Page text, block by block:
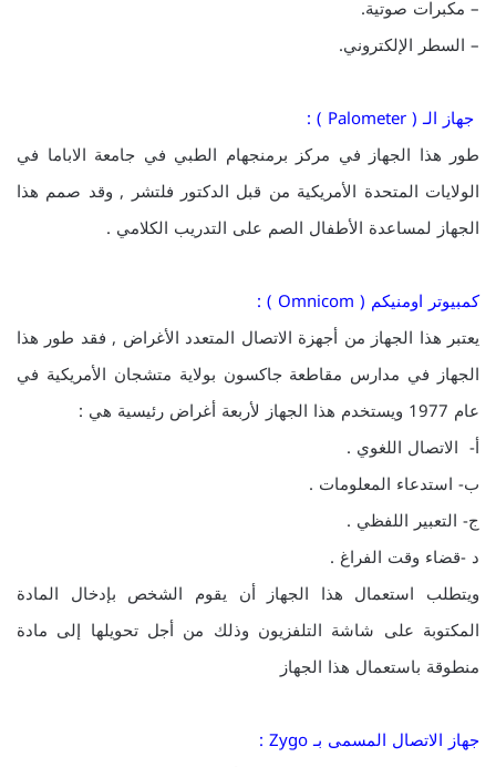
– مكبرات صوتية.
– السطر الإلكتروني.
جهاز الـ ( Palometer ) :
طور هذا الجهاز في مركز برمنجهام الطبي في جامعة الاباما في
الولايات المتحدة الأمريكية من قبل الدكتور فلتشر , وقد صمم هذا
الجهاز لمساعدة الأطفال الصم على التدريب الكلامي .
كمبيوتر اومنيكم ( Omnicom ) :
يعتبر هذا الجهاز من أجهزة الاتصال المتعدد الأغراض , فقد طور هذا
الجهاز في مدارس مقاطعة جاكسون بولاية متشجان الأمريكية في
عام 1977 ويستخدم هذا الجهاز لأربعة أغراض رئيسية هي :
أ- الاتصال اللغوي .
ب- استدعاء المعلومات .
ج- التعبير اللفظي .
د -قضاء وقت الفراغ .
ويتطلب استعمال هذا الجهاز أن يقوم الشخص بإدخال المادة
المكتوبة على شاشة التلفزيون وذلك من أجل تحويلها إلى مادة
منطوقة باستعمال هذا الجهاز
جهاز الاتصال المسمى بـ Zygo :